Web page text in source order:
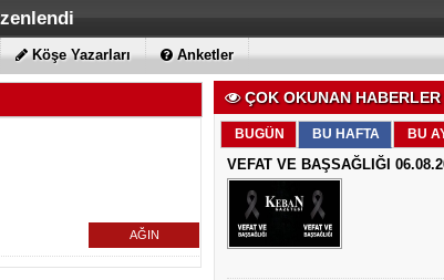
Köşe Yazarları Anketler
AĞIN
ÇOK OKUNAN HABERLER
BUGÜN BU HAFTA BU
VEFAT VE BAŞSAĞLIĞI